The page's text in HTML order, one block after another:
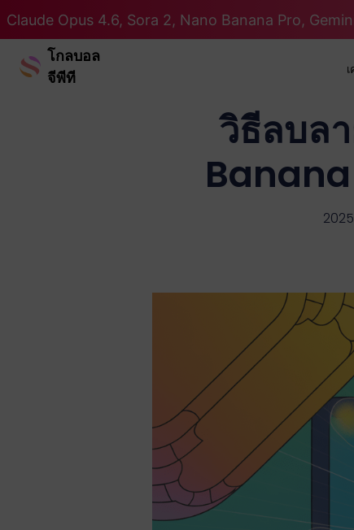
Claude Opus 4.6, Sora 2, Nano Banana Pro,
โกลบอล
จีพีที
วิธีลบล